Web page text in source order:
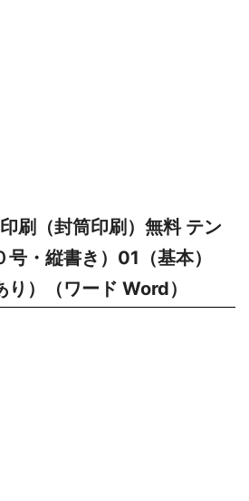
刷（封筒印刷）無料 テン
・縦書き）01（基本）
り）（ワード Word）